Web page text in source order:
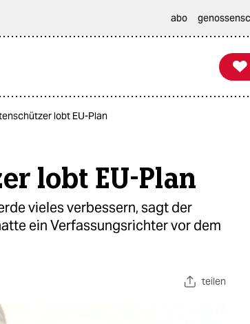
abo

taz
lobt EU-Plan
lobt EU-Plan
vieles verbessern, sagt der
ein Verfassungsrichter vor dem
teilen